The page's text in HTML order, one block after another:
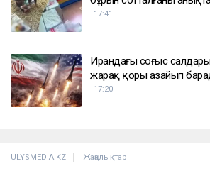
17:41
Ирандағы соғыс
жарақ қоры азайып
17:20
ULYSMEDIA.KZ Жаңалықтар